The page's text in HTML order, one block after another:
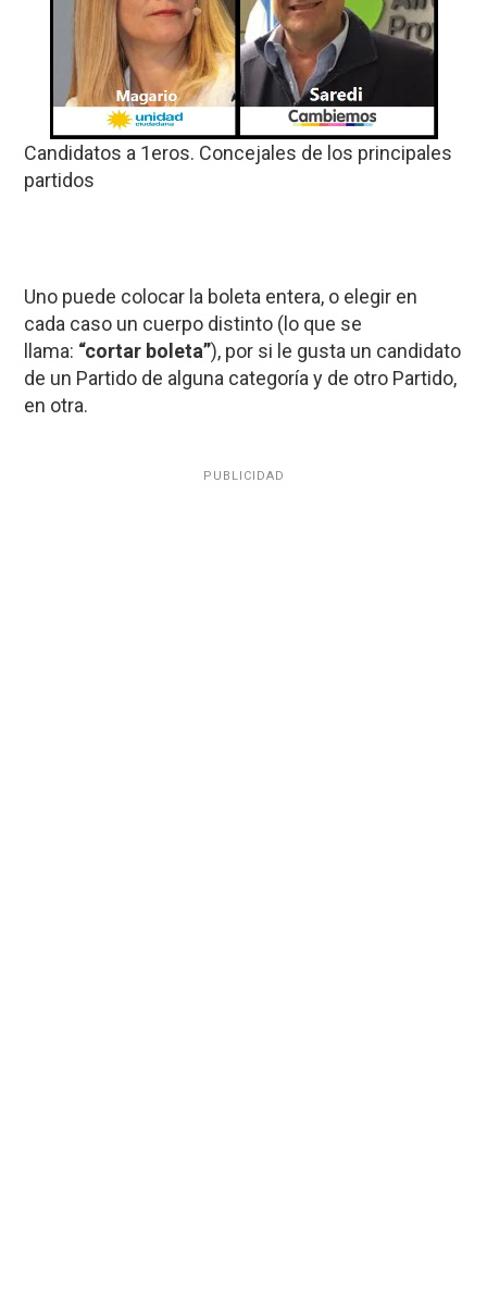
Candidatos a 1eros. Concejales de los principales
partidos
Uno puede colocar la boleta entera, o elegir en
cada caso un cuerpo distinto (lo que se
llama: “cortar boleta”), por si le gusta un candidato
de un Partido de alguna categoría y de otro Partido,
en otra.
PUBLICIDAD